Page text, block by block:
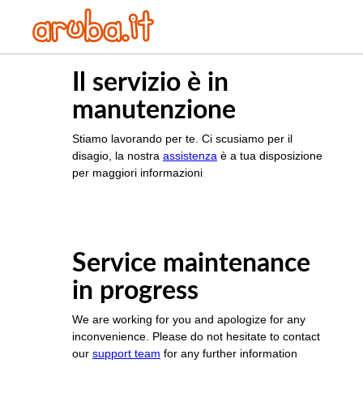
Il servizio è in
manutenzione
Stiamo lavorando per te. Ci scusiamo per il
disagio, la nostra assistenza è a tua disposizione
per maggiori informazioni
Service maintenance
in progress
We are working for you and apologize for any
inconvenience. Please do not hesitate to contact
our support team for any further information